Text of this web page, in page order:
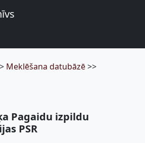
Meklēšana datubāzē>>
Pagaidu izpildu
PSR